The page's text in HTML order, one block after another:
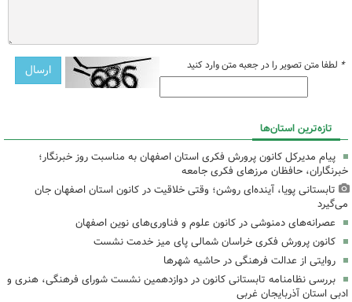
* لطفا متن تصویر را در جعبه متن وارد کنید
تازه‌ترین استان‌ها
پیام مدیرکل کانون پرورش فکری استان اصفهان به مناسبت روز خبرنگار؛
خبرنگاران، حافظان مرزهای فکری جامعه
تابستانی پویا، آینده‌ای روشن؛ وقتی خلاقیت در کانون استان اصفهان جان
می‌گیرد
عصرانه‌های دمنوشی در کانون علوم و فناوری‌های نوین اصفهان
کانون پرورش فکری خراسان شمالی پای میز خدمت نشست
روایتی از عدالت فرهنگی در حاشیه شهرها
بررسی نظامنامه تابستانی کانون در دوازدهمین نشست شورای فرهنگی، هنری و
ادبی استان آذربایجان غربی